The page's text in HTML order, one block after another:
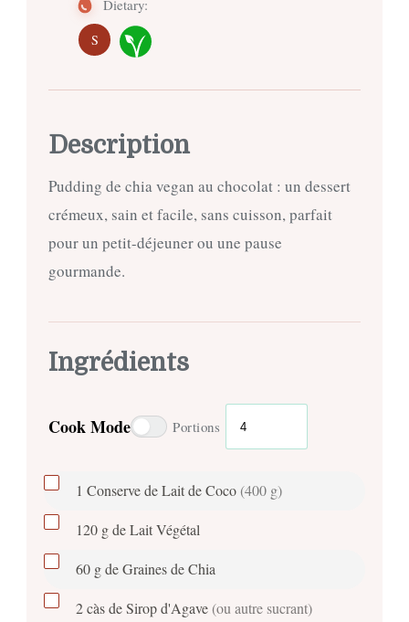
Dietary:
S
Description
Pudding de chia vegan au chocolat : un dessert
crémeux, sain et facile, sans cuisson, parfait
pour un petit-déjeuner ou une pause
gourmande.
Ingrédients
Cook Mode Portions
1 Conserve de Lait de Coco (400 g)
120 gde Lait Végétal
60 gde Graines de Chia
2càsde Sirop d'Agave (ou autre sucrant)